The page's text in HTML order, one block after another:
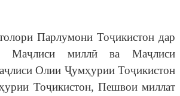
Парлумони Тоҷикистон дар
Маҷлиси миллӣ ва Маҷлиси
Олии Ҷумҳурии Тоҷикистон
Тоҷикистон, Пешвои миллат